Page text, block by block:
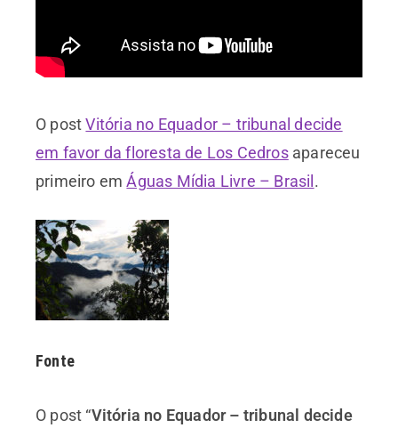
O postVitória no Equador – tribunal decide
em favor da floresta de Los Cedrosapareceu
primeiro emÁguas Mídia Livre – Brasil .
Fonte
O post “Vitória no Equador – tribunal decide